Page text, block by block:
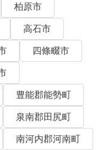
柏原市
高石市
四條畷市
豊能郡能勢町
泉南郡田尻町
南河内郡河南町